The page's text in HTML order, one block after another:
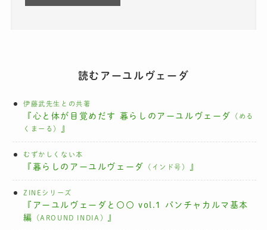
読むアーユルヴェーダ
伊藤武先生との共著
『心と体が目覚めだす 暮らしのアーユルヴェーダ
（める
くまーる）
』
むずかしくない本
『暮らしのアーユルヴェーダ （インド号） 』
ZINEシリーズ
『アーユルヴェーダと〇〇 vol.1 パンチャカルマ基本
編
（AROUND INDIA） 』